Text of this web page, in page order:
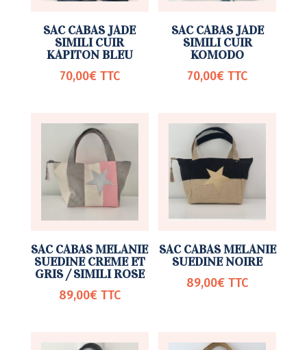
SAC CABAS JADE
SIMILI CUIR
KAPITON BLEU
70,00€ TTC
SAC CABAS JADE
SIMILI CUIR
KOMODO
70,00€ TTC
SAC CABAS MELANIE
SUEDINE CREME ET
GRIS / SIMILI ROSE
89,00€ TTC
SAC CABAS MELANIE
SUEDINE NOIRE
89,00€ TTC